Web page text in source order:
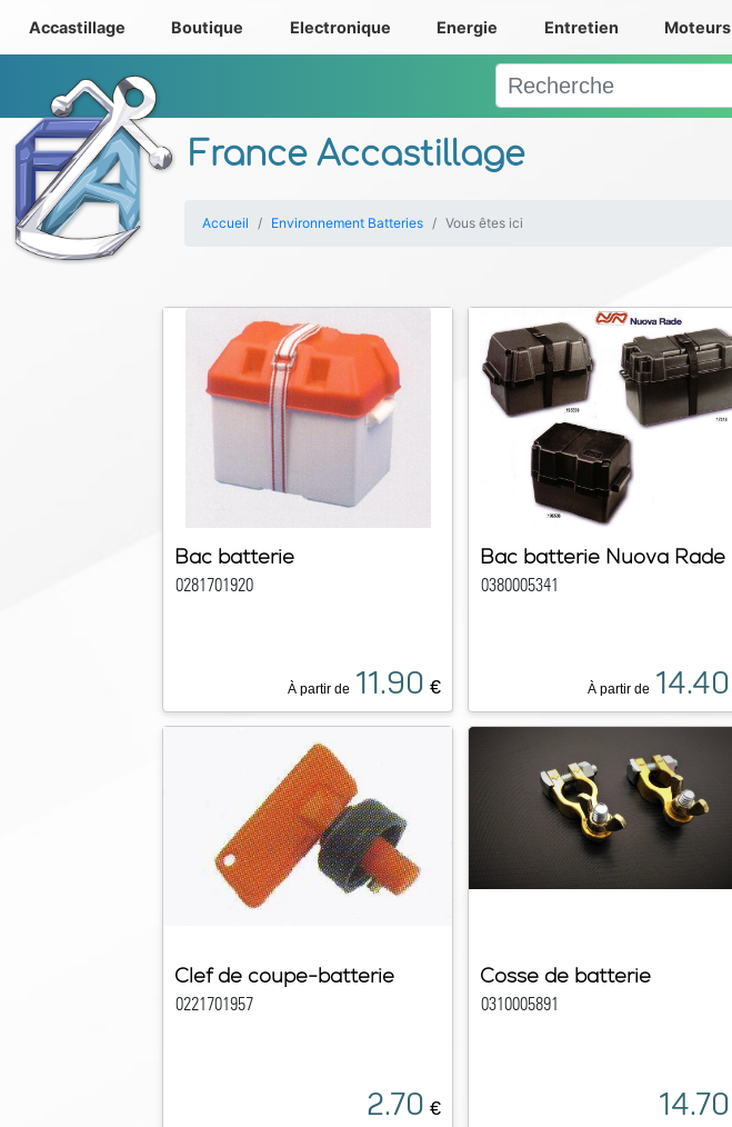
France Accastillage
Accastillage Boutique Electronique Energie Entretien Moteurs
Accueil Environnement Batteries Vous êtes ici
Bac batterie
0281701920
À partir de 11.90 €
Bac batterie Nuova Rade
0380005341
À partir de 14.40
Clef de coupe-batterie
0221701957
2.70 €
Cosse de batterie
0310005891
14.70